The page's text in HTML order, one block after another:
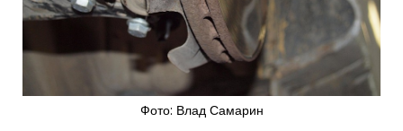
Фото: Влад Самарин